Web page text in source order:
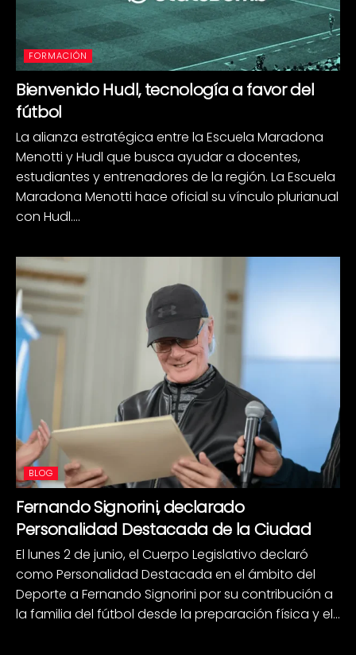
FORMACIÓN
Bienvenido Hudl, tecnología a favor del
fútbol
La alianza estratégica entre la Escuela Maradona
Menotti y Hudl que busca ayudar a docentes,
estudiantes y entrenadores de la región. La Escuela
Maradona Menotti hace oficial su vínculo plurianual
con Hudl....
BLOG
Fernando Signorini, declarado
Personalidad Destacada de la Ciudad
El lunes 2 de junio, el Cuerpo Legislativo declaró
como Personalidad Destacada en el ámbito del
Deporte a Fernando Signorini por su contribución a
la familia del fútbol desde la preparación física y el...